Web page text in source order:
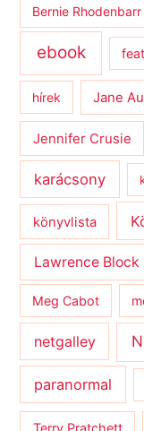
Bernie Rhodenbarr
ebook
hírek Jane
Jennifer Crusie
karácsony
könyvlista
Lawrence Block
Meg Cabot
netgalley
paranormal